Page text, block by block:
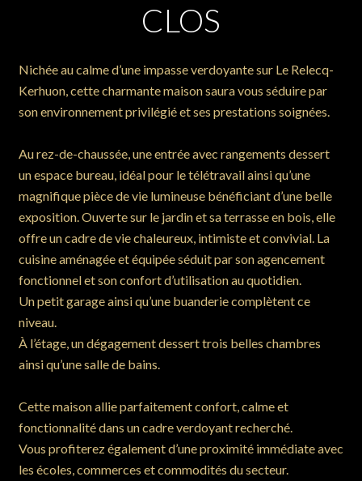
CLOS
Nichée au calme d’une impasse verdoyante sur Le Relecq-
Kerhuon, cette charmante maison saura vous séduire par
son environnement privilégié et ses prestations soignées.
Au rez-de-chaussée, une entrée avec rangements dessert
un espace bureau, idéal pour le télétravail ainsi qu’une
magnifique pièce de vie lumineuse bénéficiant d’une belle
exposition. Ouverte sur le jardin et sa terrasse en bois, elle
offre un cadre de vie chaleureux, intimiste et convivial. La
cuisine aménagée et équipée séduit par son agencement
fonctionnel et son confort d’utilisation au quotidien.
Un petit garage ainsi qu’une buanderie complètent ce
niveau.
À l’étage, un dégagement dessert trois belles chambres
ainsi qu’une salle de bains.
Cette maison allie parfaitement confort, calme et
fonctionnalité dans un cadre verdoyant recherché.
Vous profiterez également d’une proximité immédiate avec
les écoles, commerces et commodités du secteur.